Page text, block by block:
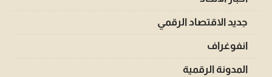
جديد الاقتصاد الرقمي
انفوغراف
المدونة الرقمية